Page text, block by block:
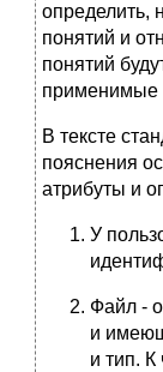
определить,
понятий и
понятий
применимые
В тексте
пояснения
атрибуты и
У
Файл -
и
и тип.